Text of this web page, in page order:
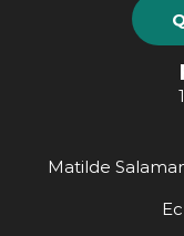
Matilde